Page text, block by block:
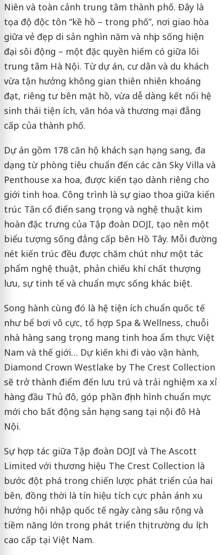
Niên và toàn cảnh trung tâm thành phố. Đây là
tọa độ độc tôn “kề hồ – trong phố”, nơi giao hòa
giữa vẻ đẹp di sản nghìn năm và nhịp sống hiện
đại sôi động – một đặc quyền hiếm có giữa lõi
trung tâm Hà Nội. Từ dự án, cư dân và du khách
vừa tận hưởng không gian thiên nhiên khoáng
đạt, riêng tư bên mặt hồ, vừa dễ dàng kết nối hệ
sinh thái tiện ích, văn hóa và thương mại đẳng
cấp của thành phố.
Dự án gồm 178 căn hộ khách sạn hạng sang, đa
dạng từ phòng tiêu chuẩn đến các căn Sky Villa và
Penthouse xa hoa, được kiến tạo dành riêng cho
giới tinh hoa. Công trình là sự giao thoa giữa kiến
trúc Tân cổ điển sang trọng và nghệ thuật kim
hoàn đặc trưng của Tập đoàn DOJI, tạo nên một
biểu tượng sống đẳng cấp bên Hồ Tây. Mỗi đường
nét kiến trúc đều được chăm chút như một tác
phẩm nghệ thuật, phản chiếu khí chất thượng
lưu, sự tinh tế và chuẩn mực sống khác biệt.
Song hành cùng đó là hệ tiện ích chuẩn quốc tế
như bể bơi vô cực, tổ hợp Spa & Wellness, chuỗi
nhà hàng sang trọng mang tinh hoa ẩm thực Việt
Nam và thế giới… Dự kiến khi đi vào vận hành,
Diamond Crown Westlake by The Crest Collection
sẽ trở thành điểm đến lưu trú và trải nghiệm xa xỉ
hàng đầu Thủ đô, góp phần định hình chuẩn mực
mới cho bất động sản hạng sang tại nội đô Hà
Nội.
Sự hợp tác giữa Tập đoàn DOJI và The Ascott
Limited với thương hiệu The Crest Collection là
bước đột phá trong chiến lược phát triển của hai
bên, đồng thời là tín hiệu tích cực phản ánh xu
hướng hội nhập quốc tế ngày càng sâu rộng và
tiềm năng lớn trong phát triển thị trường du lịch
cao cấp tại Việt Nam.